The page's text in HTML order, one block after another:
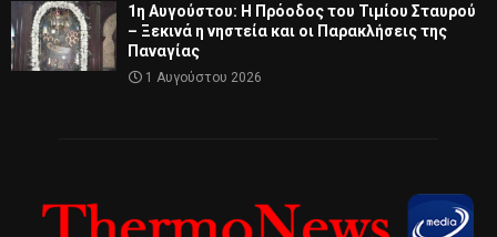
1η Αυγούστου: Η Πρόοδος του Τιμίου Σταυρού
– Ξεκινά η νηστεία και οι Παρακλήσεις της
Παναγίας
1 Αυγούστου 2026